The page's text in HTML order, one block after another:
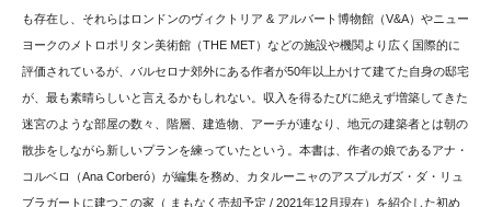
も存在し、それらはロンドンのヴィクトリア & アルバート博物館（V&A）やニュー
ヨークのメトロポリタン美術館（THE MET）などの施設や機関より広く国際的に
評価されているが、バルセロナ郊外にある作者が50年以上かけて建てた自身の邸宅
が、最も素晴らしいと言えるかもしれない。収入を得るたびに絶えず増築してきた
迷宮のような部屋の数々、階層、建造物、アーチが連なり、地元の建築者とは朝の
散歩をしながら新しいプランを練っていたという。本書は、作者の娘であるアナ・
コルベロ（Ana Corberó）が編集を務め、カタルーニャのアスプルガズ・ダ・リュ
ブラガートに建つこの家（ まもなく売却予定 / 2021年12月現在）を紹介した初め